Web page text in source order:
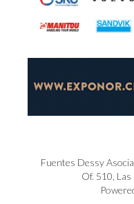
Fuentes Dessy
Of. 510, Las